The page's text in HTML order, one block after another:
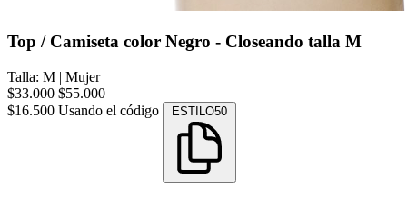
Top / Camiseta color Negro - Closeando talla M
Talla: M | Mujer
$33.000 $55.000
$16.500 Usando el código ESTILO50